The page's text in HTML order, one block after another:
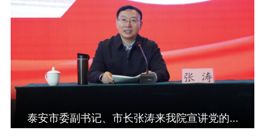
泰安市委副书记、市长张涛来我院宣讲党的...